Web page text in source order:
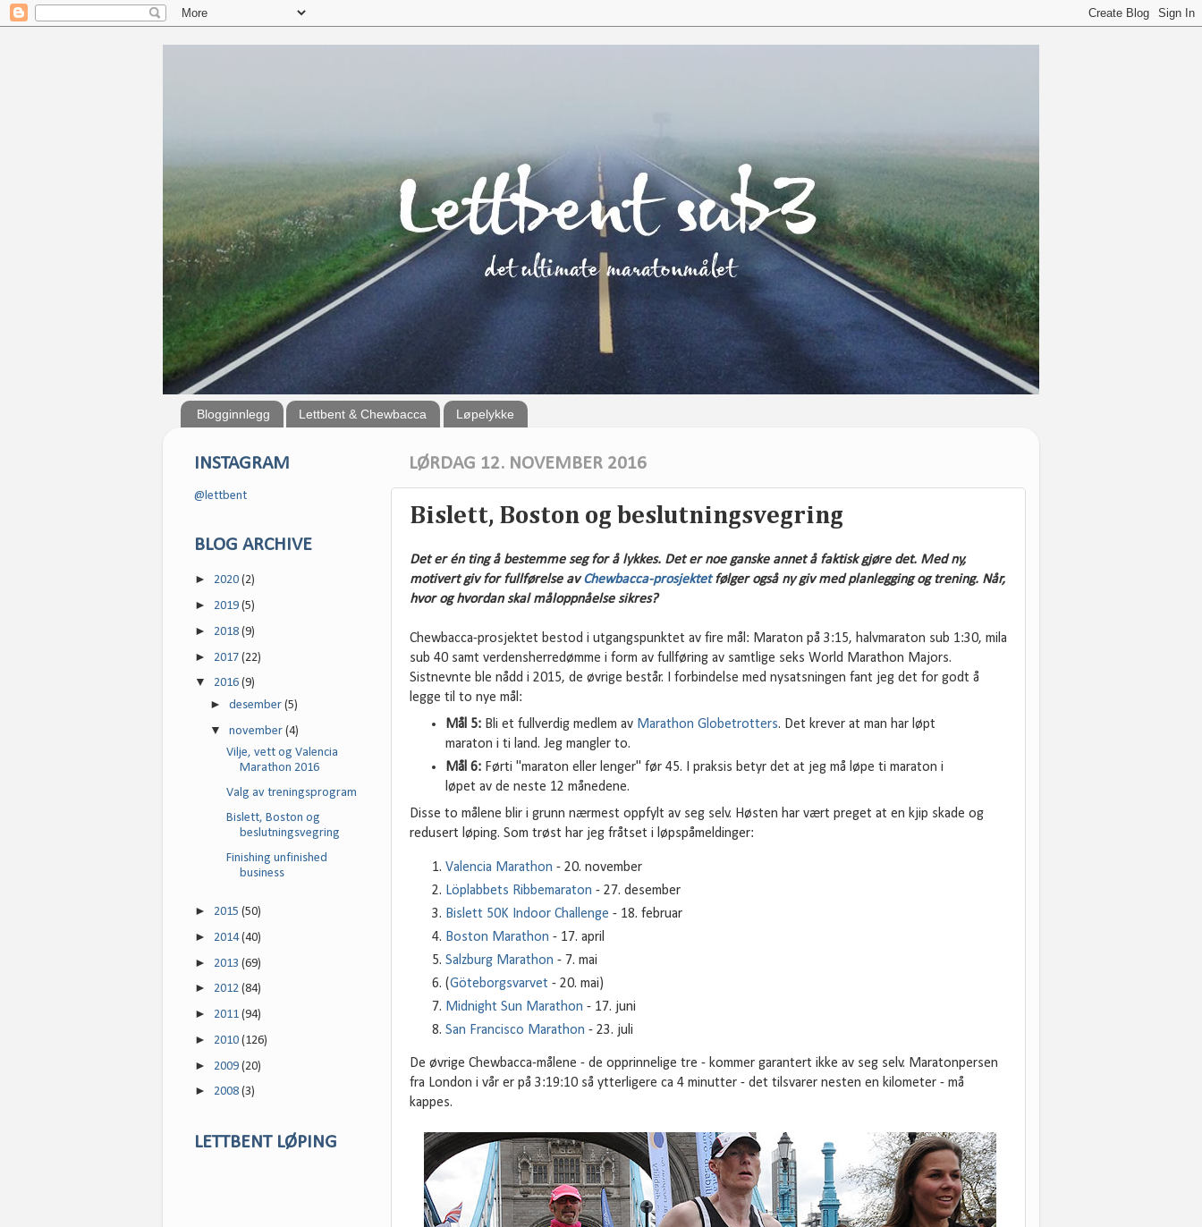
Blogginnlegg Lettbent & Chewbacca Løpelykke
LØRDAG 12. NOVEMBER 2016
Bislett, Boston og beslutningsvegring
Det er én ting å bestemme seg for å lykkes. Det er noe ganske annet å faktisk gjøre det. Med ny,
motivert giv for fullførelse avChewbacca-prosjektetfølger også ny giv med planlegging og trening. Når,
hvor og hvordan skal måloppnåelse sikres?
Chewbacca-prosjektet bestod i utgangspunktet av fire mål: Maraton på 3:15, halvmaraton sub 1:30, mila
sub 40 samt verdensherredømme i form av fullføring av samtlige seks World Marathon Majors.
Sistnevnte ble nådd i 2015, de øvrige består. I forbindelse med nysatsningen fant jeg det for godt å
legge til to nye mål:
Mål 5:Bli et fullverdig medlem av Marathon Globetrotters. Det krever at man har løpt
maraton i ti land. Jeg mangler to.
Mål 6: Førti "maraton eller lenger" før 45. I praksis betyr det at jeg må løpe ti maraton i
løpet av de neste 12 månedene.
Disse to målene blir i grunn nærmest oppfylt av seg selv. Høsten har vært preget at en kjip skade og
redusert løping. Som trøst har jeg fråtset i løpspåmeldinger:
Valencia Marathon - 20. november
Löplabbets Ribbemaraton - 27. desember
Bislett 50K Indoor Challenge - 18. februar
Boston Marathon - 17. april
Salzburg Marathon - 7. mai
(Göteborgsvarvet - 20. mai)
Midnight Sun Marathon - 17. juni
San Francisco Marathon - 23. juli
De øvrige Chewbacca-målene - de opprinnelige tre - kommer garantert ikke av seg selv. Maratonpersen
fra London i vår er på 3:19:10 så ytterligere ca 4 minutter - det tilsvarer nesten en kilometer - må
kappes.
INSTAGRAM
@lettbent
BLOG ARCHIVE
► 2020 (2)
► 2019 (5)
► 2018 (9)
► 2017 (22)
▼ 2016 (9)
►desember(5)
▼november(4)
Vilje, vett og Valencia
Marathon 2016
Valg av treningsprogram
Bislett, Boston og
beslutningsvegring
Finishing unfinished
business
► 2015 (50)
► 2014(40)
► 2013 (69)
► 2012 (84)
► 2011 (94)
► 2010 (126)
► 2009 (20)
► 2008 (3)
LETTBENT LØPING